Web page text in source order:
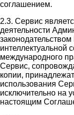
соглашением.
2.3. Сервис
деятельности
интеллектуальной
международного
Сервис,
копии,
использования
исключительно на
настоящим